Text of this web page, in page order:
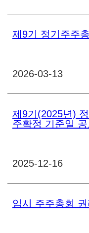
제9기 정기주주
2026-03-13
제9기(2025년)
주확정 기준일 공
2025-12-16
임시 주주총회